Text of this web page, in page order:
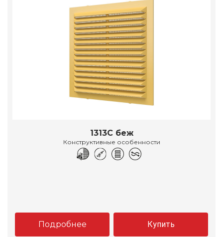
1313С беж
Конструктивные особенности
Подробнее Купить